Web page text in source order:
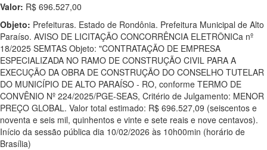
Valor: R$ 696.527,00
Objeto: Prefeituras. Estado de Rondônia. Prefeitura Municipal de Alto
Paraíso. AVISO DE LICITAÇÃO CONCORRÊNCIA ELETRÔNICa nº
18/2025 SEMTAS Objeto: "CONTRATAÇÃO DE EMPRESA
ESPECIALIZADA NO RAMO DE CONSTRUÇÃO CIVIL PARA A
EXECUÇÃO DA OBRA DE CONSTRUÇÃO DO CONSELHO TUTELAR
DO MUNICÍPIO DE ALTO PARAÍSO - RO, conforme TERMO DE
CONVÊNIO Nº 224/2025/PGE-SEAS, Critério de Julgamento: MENOR
PREÇO GLOBAL. Valor total estimado: R$ 696.527,09 (seiscentos e
noventa e seis mil, quinhentos e vinte e sete reais e nove centavos).
Início da sessão pública dia 10/02/2026 às 10h00min (horário de
Brasília)